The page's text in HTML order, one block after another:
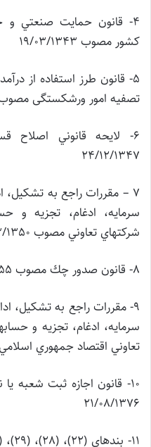
4- قانون حمايت صنعتي و
كشور مصوب 19/03/1343
5- قانون طرز استفاده از
تصفيه امور ورشکستگی مصوب 02/02/
6- لايحه قانوني
24/12/1347
7 – مقررات راجع به تشكيل،
سرمايه، ادغام، تجزيه و
شركتهاي تعاوني مصوب 16/03/1350
8- قانون صدور چك مصوب 16/04/1355
9- مقررات راجع به تشكيل،
سرمايه، ادغام،تجزيه و
تعاوني اقتصاد جمهوري اسلامي
10- قانون اجازه ثبت شعبه
21/08/1376